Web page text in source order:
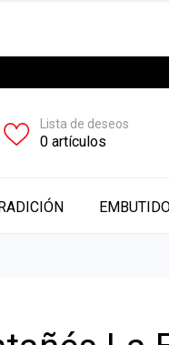
Lista de deseos
0 artículos